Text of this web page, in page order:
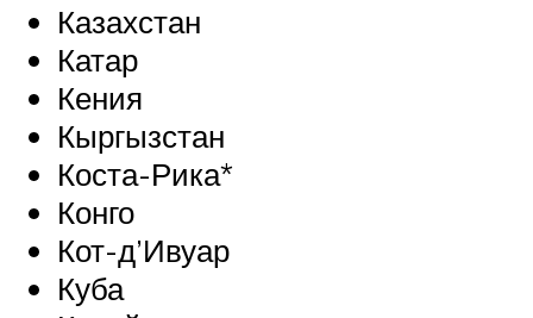
Казахстан
Катар
Кения
Кыргызстан
Коста-Рика*
Конго
Кот-д’Ивуар
Куба